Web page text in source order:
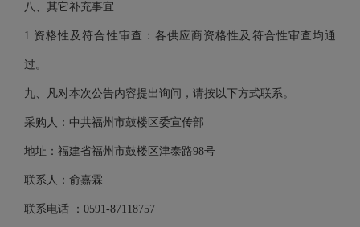
八、其它补充事宜
1.资格性及符合性审查：各供应商资格性及符合性审查均通
过。
九、凡对本次公告内容提出询问，请按以下方式联系。
采购人：中共福州市鼓楼区委宣传部
地址：福建省福州市鼓楼区津泰路98号
联系人：俞嘉霖
联系电话 ： 0591-87118757